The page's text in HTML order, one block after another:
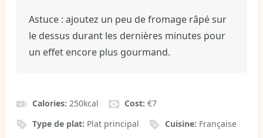
Astuce : ajoutez un peu de fromage râpé sur
le dessus durant les dernières minutes pour
un effet encore plus gourmand.
Calories:250kcal Cost:€7
Type de plat: Plat principal Cuisine: Française